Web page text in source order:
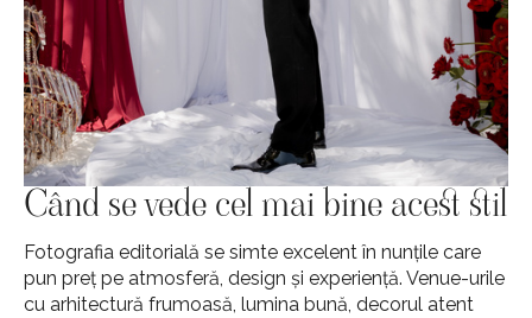
Când se vede cel mai bine acest stil
Fotografia editorială se simte excelent în nunțile care
pun preț pe atmosferă, design și experiență. Venue-urile
cu arhitectură frumoasă, lumina bună, decorul atent